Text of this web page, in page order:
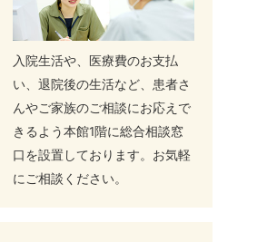
入院生活や、医療費のお支払
い、退院後の生活など、患者さ
んやご家族のご相談にお応えで
きるよう本館1階に総合相談窓
口を設置しております。お気軽
にご相談ください。